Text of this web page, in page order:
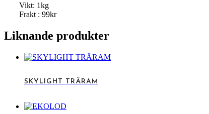
Vikt: 1kg
Frakt : 99kr
Liknande produkter
SKYLIGHT TRÄRAM